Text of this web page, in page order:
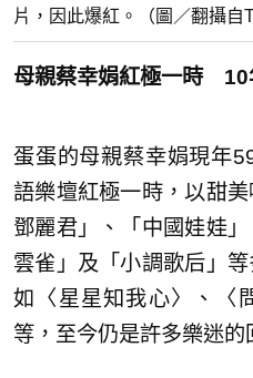
片，因此爆紅。（圖／翻攝自
母親蔡幸娟紅極一時 10
蛋蛋的母親蔡幸娟現年
語樂壇紅極一時，以甜
鄧麗君」、「中國娃娃
雲雀」及「小調歌后」
如〈星星知我心〉、〈
等，至今仍是許多樂迷的